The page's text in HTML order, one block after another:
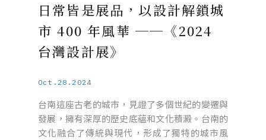
日常皆是展品，以設計解鎖城
市 400 年風華 ──《2024
台灣設計展》
Oct.28.2024
台南這座古老的城市，見證了多個世紀的變遷與
發展，擁有深厚的歷史底蘊和文化積澱。台南的
文化融合了傳統與現代，形成了獨特的城市風